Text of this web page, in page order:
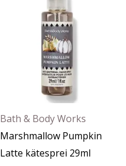
Bath & Body Works
Marshmallow Pumpkin
Latte kätesprei 29ml